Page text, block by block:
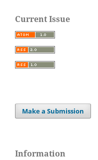
Current Issue
Make a Submission
Information